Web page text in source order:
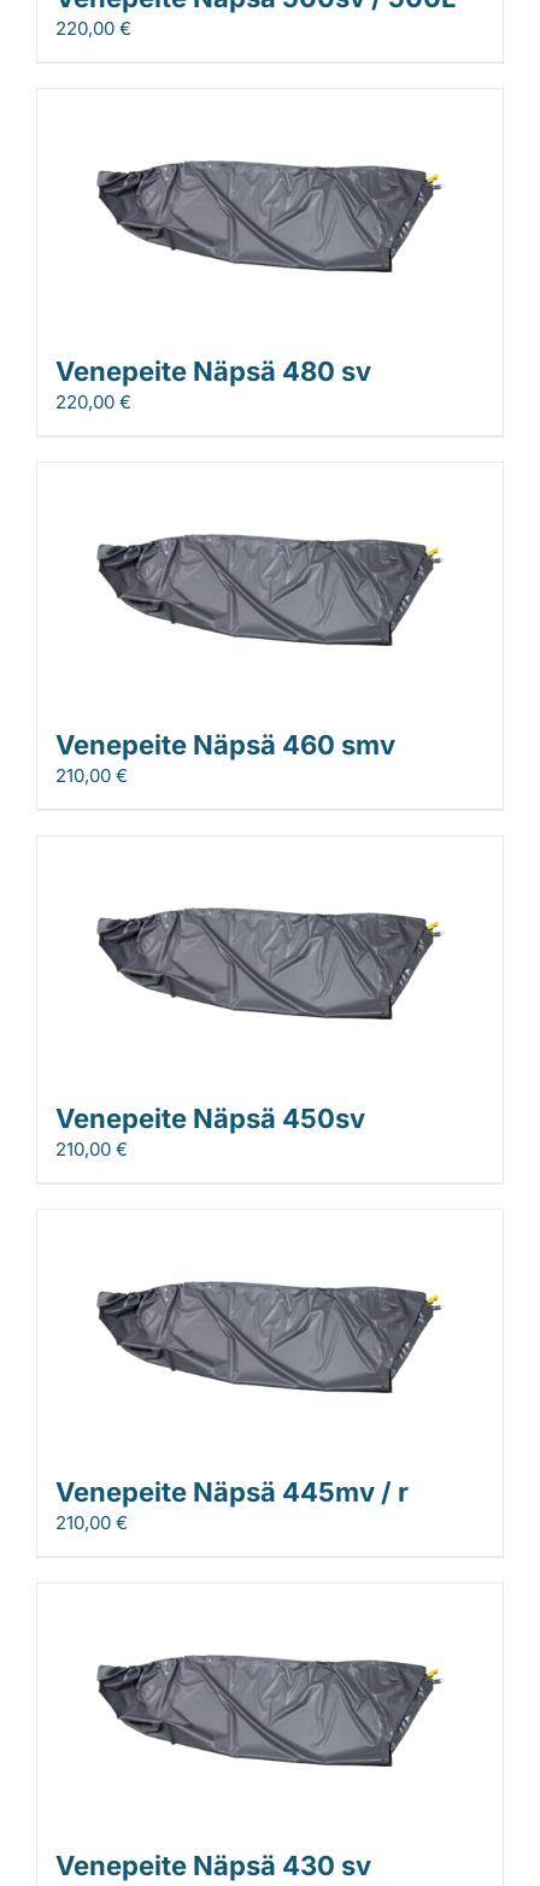
220,00 €
Venepeite Näpsä 480 sv
220,00 €
Venepeite Näpsä 460 smv
210,00 €
Venepeite Näpsä 450sv
210,00 €
Venepeite Näpsä 445mv / r
210,00 €
Venepeite Näpsä 430 sv